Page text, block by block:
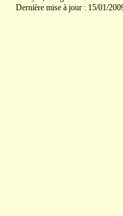
Dernière mise à jour : 15/01/